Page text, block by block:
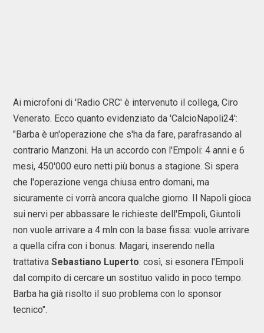
Ai microfoni di 'Radio CRC' è intervenuto il collega, Ciro
Venerato. Ecco quanto evidenziato da 'CalcioNapoli24':
"Barba è un'operazione che s'ha da fare, parafrasando al
contrario Manzoni. Ha un accordo con l'Empoli: 4 anni e 6
mesi, 450'000 euro netti più bonus a stagione. Si spera
che l'operazione venga chiusa entro domani, ma
sicuramente ci vorrà ancora qualche giorno. Il Napoli gioca
sui nervi per abbassare le richieste dell'Empoli, Giuntoli
non vuole arrivare a 4 mln con la base fissa: vuole arrivare
a quella cifra con i bonus. Magari, inserendo nella
trattativa Sebastiano Luperto: così, si esonera l'Empoli
dal compito di cercare un sostituo valido in poco tempo.
Barba ha già risolto il suo problema con lo sponsor
tecnico".